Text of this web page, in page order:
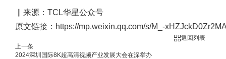
▏来源：TCL华星公众号
原文链接：https://mp.weixin.qq.com/s/M_-
返回列表
上一条
2024深圳国际8K超高清视频产业发展大会在深举办